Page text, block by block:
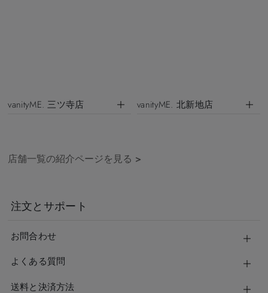
vanityME. 三ツ寺店 vanityME. 北新地店
店舗一覧の紹介ページを見る >
注文とサポート
お問合わせ
よくある質問
送料と決済方法